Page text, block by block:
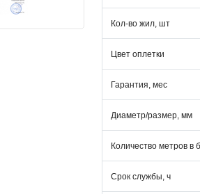
Кол-во жил, шт
Цвет оплетки
Гарантия, мес
Диаметр/размер, мм
Количество метров в
Срок службы, ч